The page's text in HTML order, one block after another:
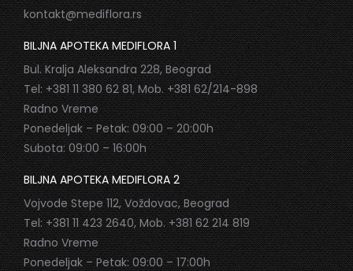
kontakt@mediflora.rs
BILJNA APOTEKA MEDIFLORA 1
Bul. Kralja Aleksandra 228, Beograd
Tel: +381 11 380 62 81, Mob. +381 62/214-898
Radno Vreme
Ponedeljak – Petak: 09:00 – 20:00h
Subota: 09:00 – 16:00h
BILJNA APOTEKA MEDIFLORA 2
Vojvode Stepe 112, Voždovac, Beograd
Tel: +381 11 423 2640, Mob. +381 62 214 819
Radno Vreme
Ponedeljak – Petak: 09:00 – 17:00h